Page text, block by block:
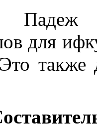
Падеж
для
также